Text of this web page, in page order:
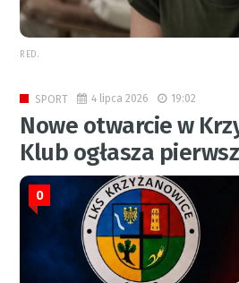
RED.
SPORT 4 lipca 2026 19:02
Nowe otwarcie w
Klub ogłasza
0